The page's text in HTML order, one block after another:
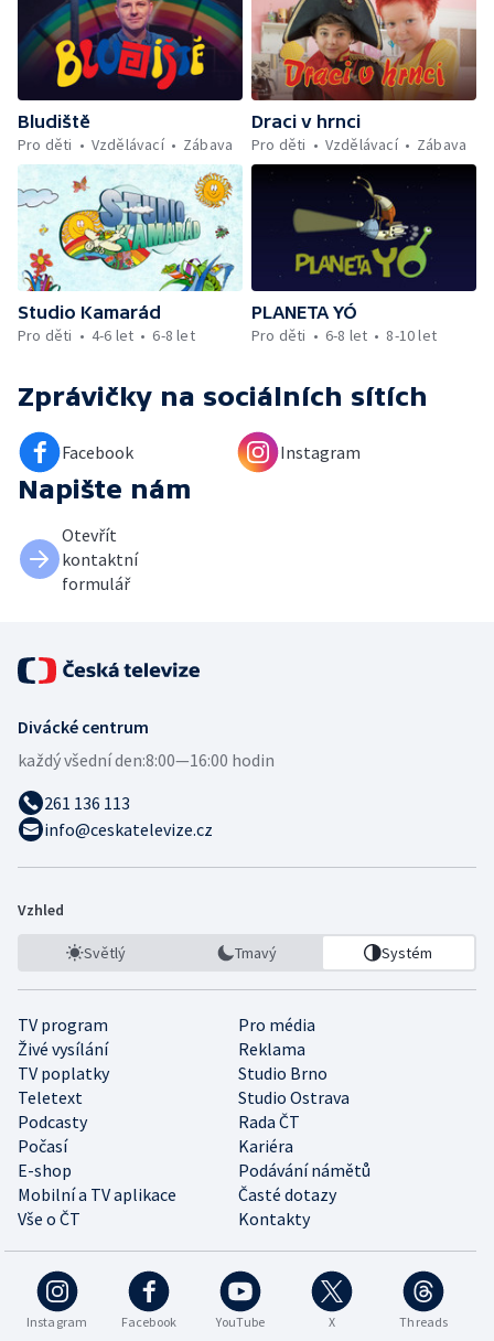
Bludiště
Pro děti
Vzdělávací Zábava
Draci v hrnci
Pro děti
Vzdělávací Zábava
Studio Kamarád
Pro děti
4-6 let 6-8 let
PLANETA YÓ
Pro děti
6-8 let 8-10 let
Zprávičky na sociálních sítích
Facebook Instagram
Napište nám
Otevřít
kontaktní
formulář
Divácké centrum
každý všední den:8:00—16:00 hodin
261 136 113
info@ceskatelevize.cz
Vzhled
Světlý Tmavý Systém
TV program
Pro média
Živé vysílání
Reklama
TV poplatky
Studio Brno
Teletext
Studio Ostrava
Podcasty
Rada ČT
Počasí
Kariéra
E-shop
Podávání námětů
Mobilní a TV aplikace
Časté dotazy
Vše o ČT
Kontakty
Instagram Facebook YouTube X Threads